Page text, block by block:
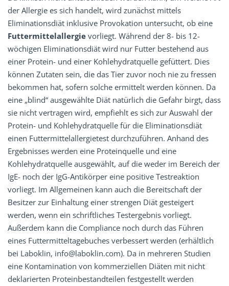
der Allergie es sich handelt, wird zunächst mittels
Eliminationsdiät inklusive Provokation untersucht, ob eine
Futtermittelallergie vorliegt. Während der 8- bis 12-
wöchigen Eliminationsdiät wird nur Futter bestehend aus
einer Protein- und einer Kohlehydratquelle gefüttert. Dies
können Zutaten sein, die das Tier zuvor noch nie zu fressen
bekommen hat, sofern solche ermittelt werden können. Da
eine „blind“ ausgewählte Diät natürlich die Gefahr birgt, dass
sie nicht vertragen wird, empfiehlt es sich zur Auswahl der
Protein- und Kohlehydratquelle für die Eliminationsdiät
einen Futtermittelallergietest durchzuführen. Anhand des
Ergebnisses werden eine Proteinquelle und eine
Kohlehydratquelle ausgewählt, auf die weder im Bereich der
IgE- noch der IgG-Antikörper eine positive Testreaktion
vorliegt. Im Allgemeinen kann auch die Bereitschaft der
Besitzer zur Einhaltung einer strengen Diät gesteigert
werden, wenn ein schriftliches Testergebnis vorliegt.
Außerdem kann die Compliance noch durch das Führen
eines Futtermitteltagebuches verbessert werden (erhältlich
bei Laboklin, info@laboklin.com). Da in mehreren Studien
eine Kontamination von kommerziellen Diäten mit nicht
deklarierten Proteinbestandteilen festgestellt werden